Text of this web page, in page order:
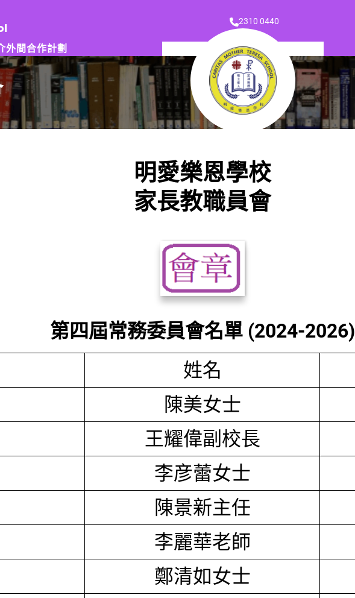
2310 0440
外間合作計劃
明愛樂恩學校
家長教職員會
第四屆常務委員會名單 (2024-2026)
姓名
陳美女士
王耀偉副校長
李彦蕾女士
陳景新主任
李麗華老師
鄭清如女士